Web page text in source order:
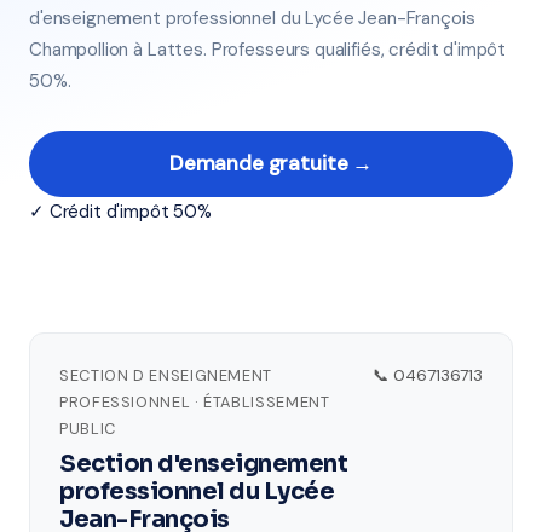
d'enseignement professionnel du Lycée Jean-François
Champollion à Lattes. Professeurs qualifiés, crédit d'impôt
50%.
Demande gratuite →
✓ Crédit d'impôt 50%
SECTION D ENSEIGNEMENT
PROFESSIONNEL · ÉTABLISSEMENT
PUBLIC
Section d'enseignement
professionnel du Lycée
Jean-François
📞 0467136713